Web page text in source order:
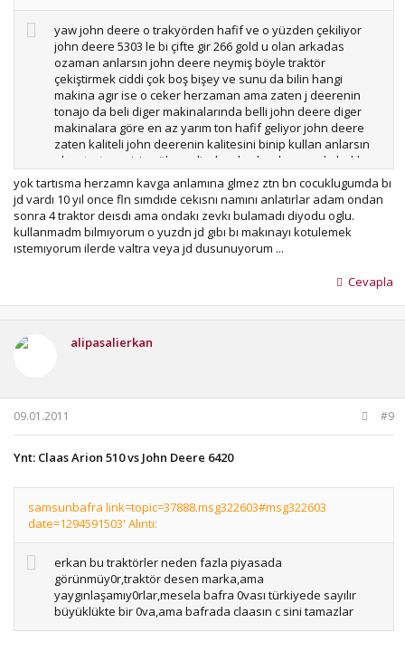
yaw john deere o trakyörden hafif ve o yüzden çekiliyor
john deere 5303 le bi çifte gir 266 gold u olan arkadas
ozaman anlarsın john deere neymiş böyle traktör
çekiştirmek ciddi çok boş bişey ve sunu da bilin hangi
makina agır ise o ceker herzaman ama zaten j deerenin
tonajo da beli diger makinalarında belli john deere diger
makinalara göre en az yarım ton hafif geliyor john deere
zaten kaliteli john deerenin kalitesini binip kullan anlarsın
okey tartışma için sölemedim kardes bunları sende haklısın
belki sizin orda pek j deere yoktur ama görürsen eger
kulanmanı tavsiye ederim anlş-*s
yok tartısma herzamn kavga anlamına glmez ztn bn cocuklugumda bı
jd vardı 10 yıl once fln sımdıde cekısnı namını anlatırlar adam ondan
sonra 4 traktor deısdı ama ondakı zevkı bulamadı diyodu oglu.
kullanmadm bılmıyorum o yuzdn jd gıbı bı makınayı kotulemek
ıstemıyorum ilerde valtra veya jd dusunuyorum ...
Cevapla
alipasalierkan
09.01.2011 #9
Ynt: Claas Arion 510 vs John Deere 6420
samsunbafra link=topic=37888.msg322603#msg322603
date=1294591503' Alıntı:
erkan bu traktörler neden fazla piyasada
görünmüy0r,traktör desen marka,ama
yaygınlaşamıy0rlar,mesela bafra 0vası türkiyede sayılır
büyüklükte bir 0va,ama bafrada claasın c sini tamazlar